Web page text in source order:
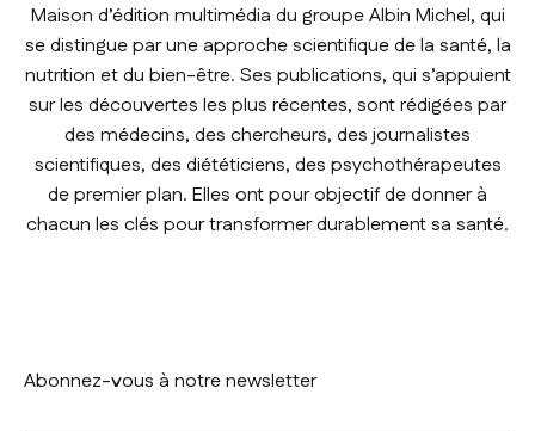
Maison d’édition multimédia du groupe Albin Michel, qui
se distingue par une approche scientifique de la santé, la
nutrition et du bien-être. Ses publications, qui s’appuient
sur les découvertes les plus récentes, sont rédigées par
des médecins, des chercheurs, des journalistes
scientifiques, des diététiciens, des psychothérapeutes
de premier plan. Elles ont pour objectif de donner à
chacun les clés pour transformer durablement sa santé.
Abonnez-vous à notre newsletter